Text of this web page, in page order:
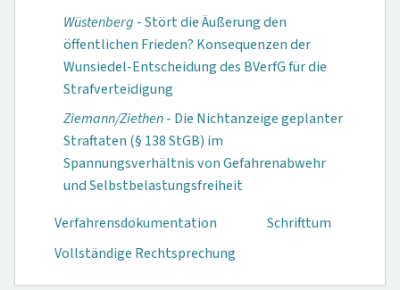
Wüstenberg - Stört die Äußerung den
öffentlichen Frieden? Konsequenzen der
Wunsiedel-Entscheidung des BVerfG für die
Strafverteidigung
Ziemann/Ziethen- Die Nichtanzeige geplanter
Straftaten (§ 138 StGB) im
Spannungsverhältnis von Gefahrenabwehr
und Selbstbelastungs­freiheit
Verfahrensdokumen­tation
Schrifttum
Vollständige Rechtsprechung